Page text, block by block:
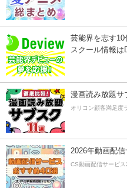
芸能界を志す10
スクール情報は
漫画読み放題サ
オリコン顧客満足度
2026年動画配信
CS動画配信サービス